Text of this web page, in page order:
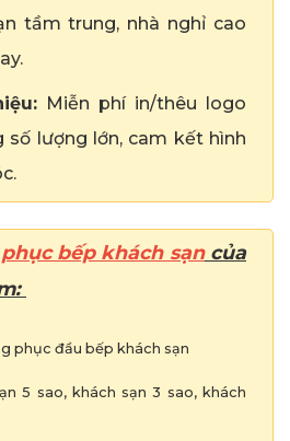
tầm trung, nhà nghỉ cao
Miễn phí in/thêu logo
số lượng lớn, cam kết hình
bếp khách sạncủa
phục đầu bếp khách sạn
5 sao, khách sạn 3 sao, khách